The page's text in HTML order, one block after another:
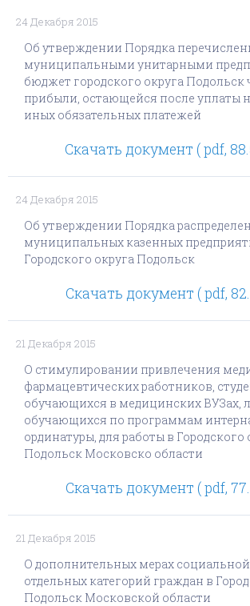
24 Декабря 2015
Об утверждении Порядка
муниципальными унитарными
бюджет городского округа Подольск
прибыли, остающейся после уплаты
иных обязательных платежей
Скачать документ ( pdf,
24 Декабря 2015
Об утверждении Порядка
муниципальных казенных
Городского округа Подольск
Скачать документ ( pdf,
21 Декабря 2015
О стимулировании привлечения
фармацевтических работников,
обучающихся в медицинских ВУЗах,
обучающихся по программам
ординатуры, для работы в Городского
Подольск Московско области
Скачать документ ( pdf,
21 Декабря 2015
О дополнительных мерах
отдельных категорий граждан в
Подольск Московской области